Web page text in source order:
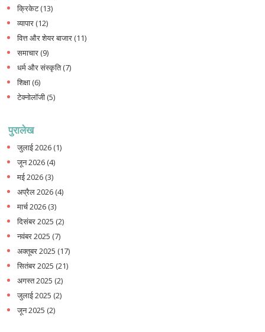
क्रिकेट(13)
व्यापार (12)
वित्त और शेयर बाजार (11)
समाचार (9)
धर्म और संस्कृति(7)
शिक्षा (6)
टेक्नोलॉजी (5)
पुरालेख
जुलाई 2026 (1)
जून 2026 (4)
मई 2026 (3)
अप्रैल 2026 (4)
मार्च 2026 (3)
दिसंबर 2025 (2)
नवंबर 2025 (7)
अक्तूबर 2025 (17)
सितंबर 2025 (21)
अगस्त 2025 (2)
जुलाई 2025 (2)
जून 2025 (2)